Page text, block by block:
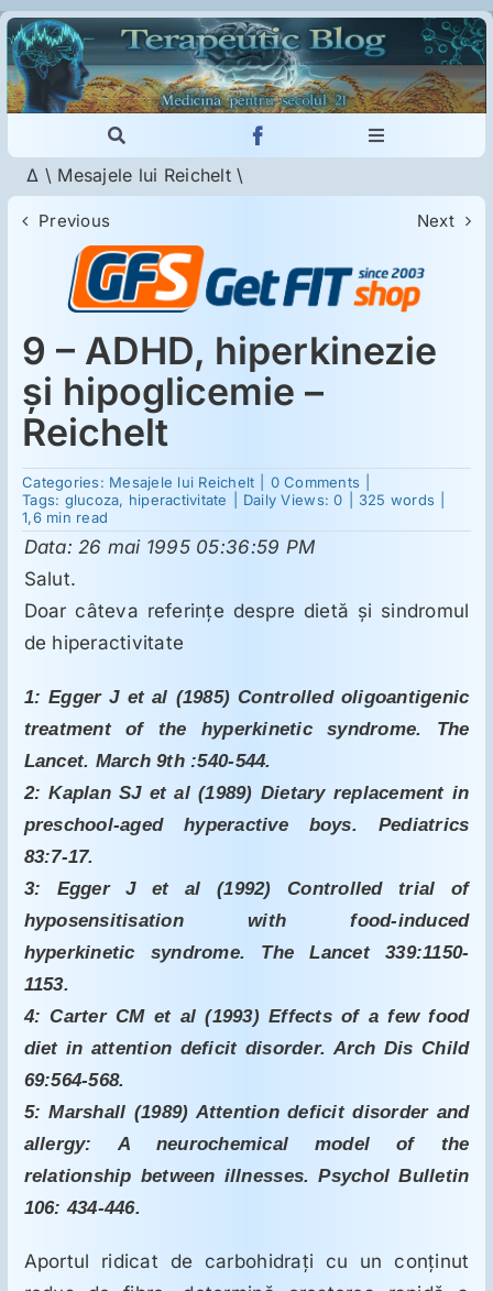
Skip
to
content
Toggle
Navigation
Cautare...
Toggle
Imunologie
Dermatologie
Psihiatrie
Neurologie
Intoleranţa la gluten
Suplimente
Ginecologie
Mesajele lui Reichelt
Dietă
LDN
ORL
Toxicologie
Antipsihiatrie
Psihoterapie
Δ \ Mesajele lui Reichelt \
Previous Next
9 – ADHD, hiperkinezie
şi hipoglicemie –
Reichelt
Categories: Mesajele lui Reichelt 0 Comments
9
–
Reichelt
Tags: glucoza, hiperactivitate Daily Views: 0 325 words
1,6 min read
Data: 26 mai 1995 05:36:59 PM
Salut.
Doar câteva referinţe despre dietă şi sindromul
de hiperactivitate
1: Egger J et al (1985) Controlled oligoantigenic
treatment of the hyperkinetic syndrome. The
Lancet. March 9th :540-544.
2: Kaplan SJ et al (1989) Dietary replacement in
preschool-aged hyperactive boys. Pediatrics
83:7-17.
3: Egger J et al (1992) Controlled trial of
hyposensitisation with food-induced
hyperkinetic syndrome. The Lancet 339:1150-
1153.
4: Carter CM et al (1993) Effects of a few food
diet in attention deficit disorder. Arch Dis Child
69:564-568.
5: Marshall (1989) Attention deficit disorder and
allergy: A neurochemical model of the
relationship between illnesses. Psychol Bulletin
106: 434-446.
Aportul ridicat de carbohidraţi cu un conţinut